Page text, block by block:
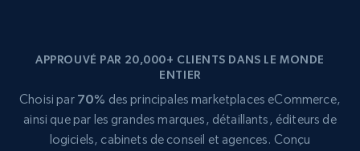
APPROUVÉ PAR 20,000+ CLIENTS DANS LE MONDE
ENTIER
Choisi par 70% des principales marketplaces eCommerce,
ainsi que par les grandes marques, détaillants, éditeurs de
logiciels, cabinets de conseil et agences. Conçu